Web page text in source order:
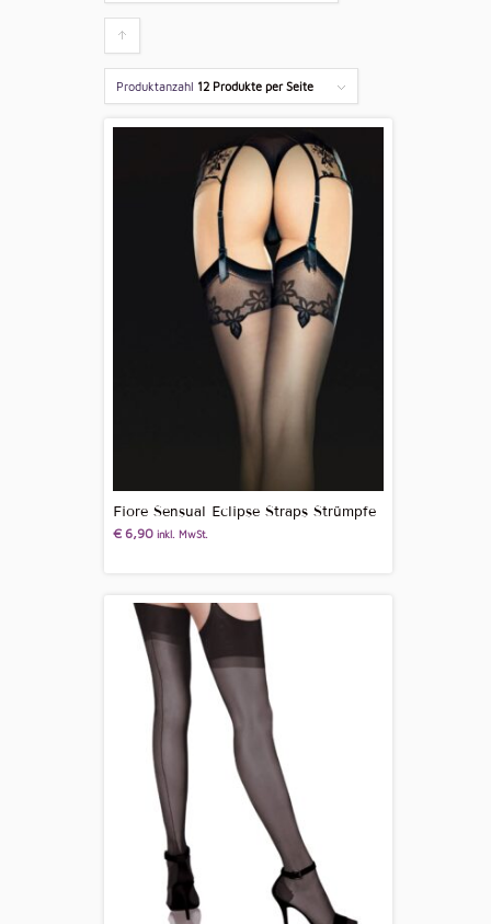
um
die
Produktanzahl 12 Produkte per Seite
Fiore Sensual Eclipse Straps Strümpfe
€6,90 inkl. MwSt.